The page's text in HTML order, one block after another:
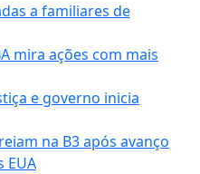
a familiares de
mira ações com mais
e governo inicia
na B3 após avanço
EUA